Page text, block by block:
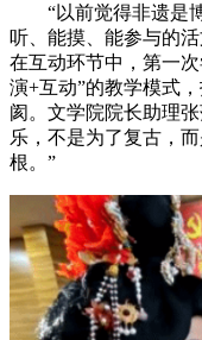
“以前觉得非遗是
听、能摸、能参与的
在互动环节中，第一
演+互动”的教学模式
阂。文学院院长助理
乐，不是为了复古，
根。”